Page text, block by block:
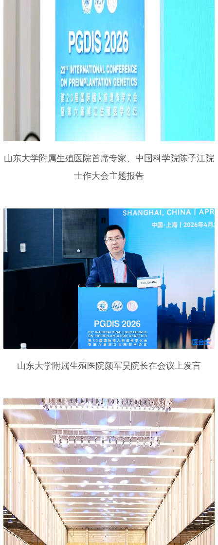
山东大学附属生殖医院首席专家、中国科学院陈子江院
士作大会主题报告
山东大学附属生殖医院颜军昊院长在会议上发言